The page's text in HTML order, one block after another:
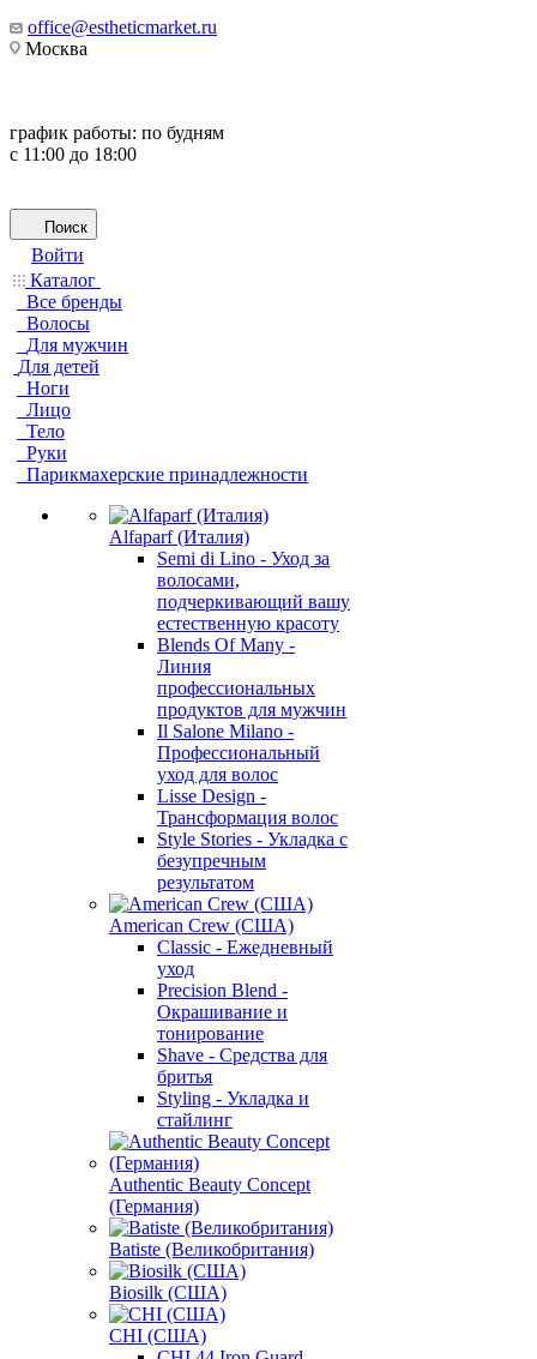
office@estheticmarket.ru
Москва
график работы: по будням
с 11:00 до 18:00
Поиск
Войти
Каталог
Все бренды
Волосы
Для мужчин
Для детей
Ноги
Лицо
Тело
Руки
Парикмахерские принадлежности
Alfaparf (Италия)
Semi di Lino - Уход за
волосами,
подчеркивающий вашу
естественную красоту
Blends Of Many -
Линия
профессиональных
продуктов для мужчин
Il Salone Milano -
Профессиональный
уход для волос
Lisse Design -
Трансформация волос
Style Stories - Укладка с
безупречным
результатом
American Crew (США)
Classic - Ежедневный
уход
Precision Blend -
Окрашивание и
тонирование
Shave - Средства для
бритья
Styling - Укладка и
стайлинг
Authentic Beauty Concept
(Германия)
Batiste (Великобритания)
Biosilk (США)
CHI (США)